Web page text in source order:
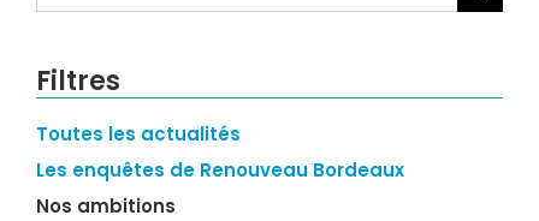
Filtres
Toutes les actualités
Les enquêtes de Renouveau Bordeaux
Nos ambitions